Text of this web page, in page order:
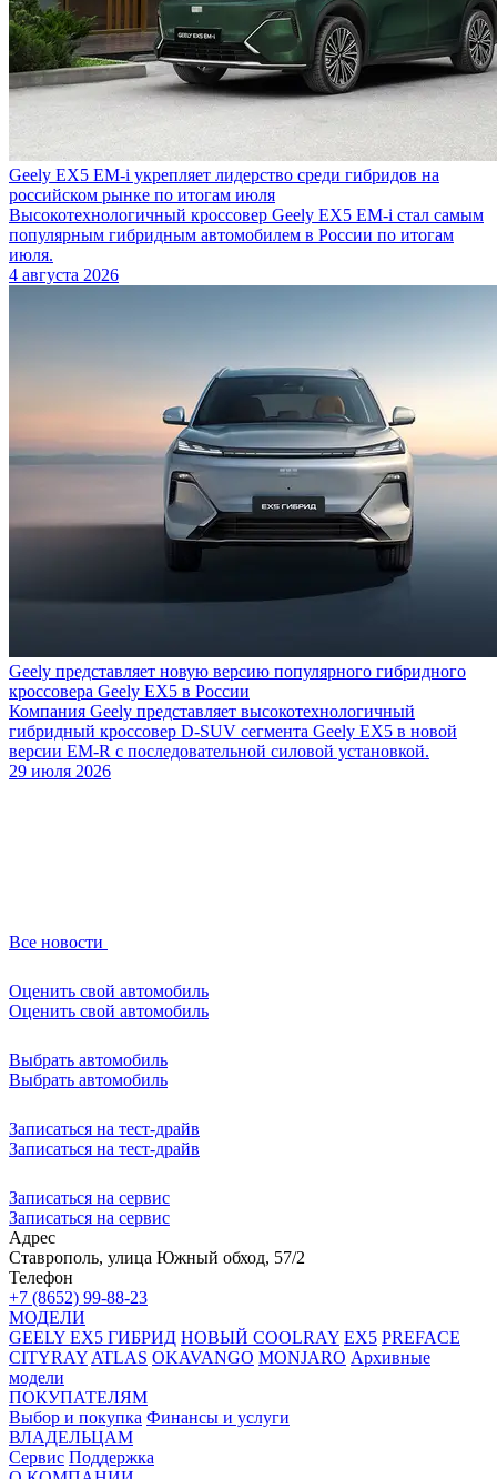
Geely EX5 EM-i укрепляет лидерство среди гибридов на
российском рынке по итогам июля
Высокотехнологичный кроссовер Geely EX5 EM-i стал самым
популярным гибридным автомобилем в России по итогам
июля.
4 августа 2026
Geely представляет новую версию популярного гибридного
кроссовера Geely EX5 в России
Компания Geely представляет высокотехнологичный
гибридный кроссовер D-SUV сегмента Geely EX5 в новой
версии EM-R с последовательной силовой установкой.
29 июля 2026
Все новости
Оценить свой автомобиль
Оценить свой автомобиль
Выбрать автомобиль
Выбрать автомобиль
Записаться на тест-драйв
Записаться на тест-драйв
Записаться на сервис
Записаться на сервис
Адрес
Ставрополь, улица Южный обход, 57/2
Телефон
+7 (8652) 99-88-23
МОДЕЛИ
GEELY EX5 ГИБРИД НОВЫЙ COOLRAY EX5 PREFACE
CITYRAY ATLAS OKAVANGO MONJARO Архивные
модели
ПОКУПАТЕЛЯМ
Выбор и покупка Финансы и услуги
ВЛАДЕЛЬЦАМ
Сервис Поддержка